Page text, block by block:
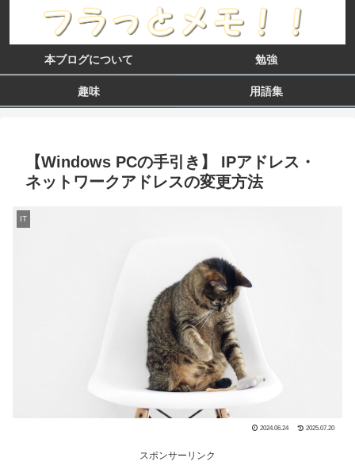
本ブログについて 勉強
趣味 用語集
【Windows PCの手引き】 IPアドレス・
ネットワークアドレスの変更方法
IT
2024.06.24 2025.07.20
スポンサーリンク